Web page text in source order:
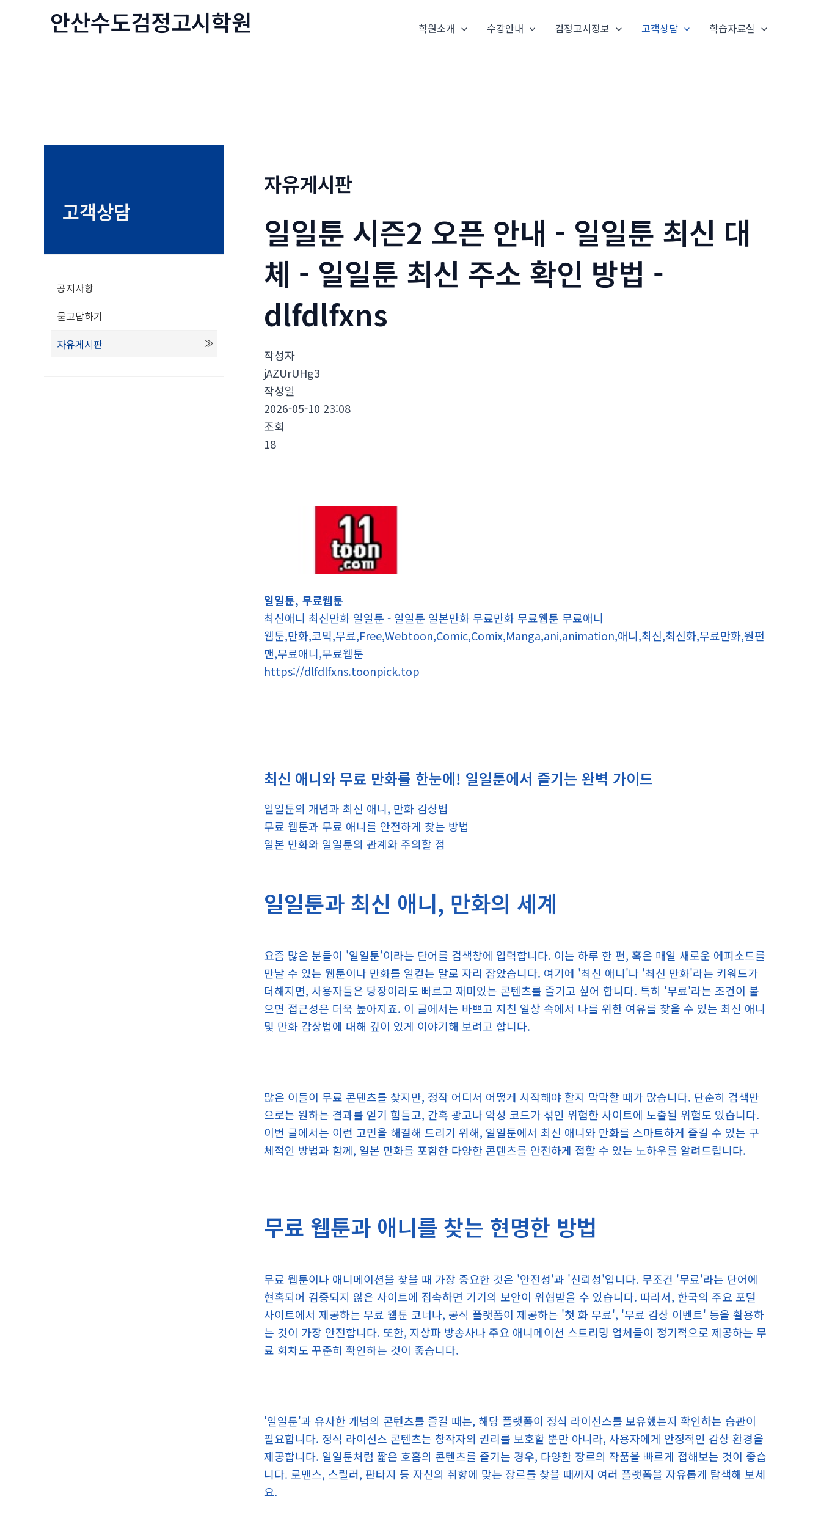
안산수도검정고시학원 학원소개 수강안내 검정고시정보 고객상담 학습자료실
고객상담
공지사항
묻고답하기
자유게시판
자유게시판
일일툰 시즌2 오픈 안내 - 일일툰 최신 대
체 - 일일툰 최신 주소 확인 방법 -
dlfdlfxns
작성자
jAZUrUHg3
작성일
2026-05-10 23:08
조회
18
일일툰, 무료웹툰
최신애니 최신만화 일일툰 - 일일툰 일본만화 무료만화 무료웹툰 무료애니
웹툰,만화,코믹,무료,Free,Webtoon,Comic,Comix,Manga,ani,animation,애니,최신,최신화,무료만화,원펀
맨,무료애니,무료웹툰
https://dlfdlfxns.toonpick.top
최신 애니와 무료 만화를 한눈에! 일일툰에서 즐기는 완벽 가이드
일일툰의 개념과 최신 애니, 만화 감상법
무료 웹툰과 무료 애니를 안전하게 찾는 방법
일본 만화와 일일툰의 관계와 주의할 점
일일툰과 최신 애니, 만화의 세계
요즘 많은 분들이 '일일툰'이라는 단어를 검색창에 입력합니다. 이는 하루 한 편, 혹은 매일 새로운 에피소드를
만날 수 있는 웹툰이나 만화를 일컫는 말로 자리 잡았습니다. 여기에 '최신 애니'나 '최신 만화'라는 키워드가
더해지면, 사용자들은 당장이라도 빠르고 재미있는 콘텐츠를 즐기고 싶어 합니다. 특히 '무료'라는 조건이 붙
으면 접근성은 더욱 높아지죠. 이 글에서는 바쁘고 지친 일상 속에서 나를 위한 여유를 찾을 수 있는 최신 애니
및 만화 감상법에 대해 깊이 있게 이야기해 보려고 합니다.
많은 이들이 무료 콘텐츠를 찾지만, 정작 어디서 어떻게 시작해야 할지 막막할 때가 많습니다. 단순히 검색만
으로는 원하는 결과를 얻기 힘들고, 간혹 광고나 악성 코드가 섞인 위험한 사이트에 노출될 위험도 있습니다.
이번 글에서는 이런 고민을 해결해 드리기 위해, 일일툰에서 최신 애니와 만화를 스마트하게 즐길 수 있는 구
체적인 방법과 함께, 일본 만화를 포함한 다양한 콘텐츠를 안전하게 접할 수 있는 노하우를 알려드립니다.
무료 웹툰과 애니를 찾는 현명한 방법
무료 웹툰이나 애니메이션을 찾을 때 가장 중요한 것은 '안전성'과 '신뢰성'입니다. 무조건 '무료'라는 단어에
현혹되어 검증되지 않은 사이트에 접속하면 기기의 보안이 위협받을 수 있습니다. 따라서, 한국의 주요 포털
사이트에서 제공하는 무료 웹툰 코너나, 공식 플랫폼이 제공하는 '첫 화 무료', '무료 감상 이벤트' 등을 활용하
는 것이 가장 안전합니다. 또한, 지상파 방송사나 주요 애니메이션 스트리밍 업체들이 정기적으로 제공하는 무
료 회차도 꾸준히 확인하는 것이 좋습니다.
'일일툰'과 유사한 개념의 콘텐츠를 즐길 때는, 해당 플랫폼이 정식 라이선스를 보유했는지 확인하는 습관이
필요합니다. 정식 라이선스 콘텐츠는 창작자의 권리를 보호할 뿐만 아니라, 사용자에게 안정적인 감상 환경을
제공합니다. 일일툰처럼 짧은 호흡의 콘텐츠를 즐기는 경우, 다양한 장르의 작품을 빠르게 접해보는 것이 좋습
니다. 로맨스, 스릴러, 판타지 등 자신의 취향에 맞는 장르를 찾을 때까지 여러 플랫폼을 자유롭게 탐색해 보세
요.